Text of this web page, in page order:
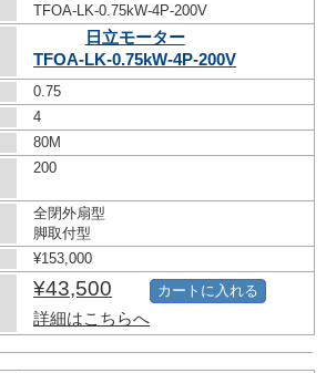
TFOA-LK-0.75kW-4P-200V
日立モーター
TFOA-LK-0.75kW-4P-200V
0.75
4
80M
200
全閉外扇型
脚取付型
¥153,000
¥43,500
詳細はこちらへ
カートに入れる